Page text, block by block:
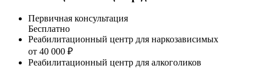
Первичная консультация
Бесплатно
Реабилитационный центр для наркозависимых
от 40 000 ₽
Реабилитационный центр для алкоголиков